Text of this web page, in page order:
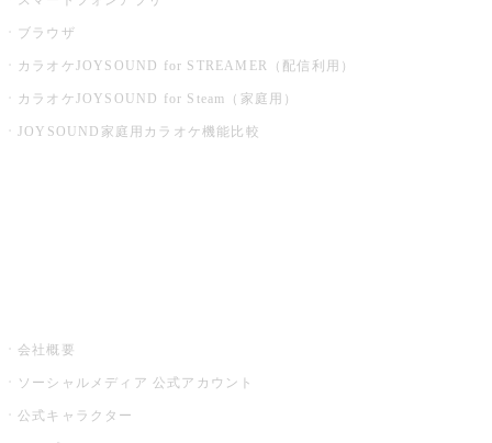
ブラウザ
カラオケJOYSOUND for STREAMER（配信利用）
カラオケJOYSOUND for Steam（家庭用）
JOYSOUND家庭用カラオケ機能比較
会社概要
ソーシャルメディア 公式アカウント
公式キャラクター